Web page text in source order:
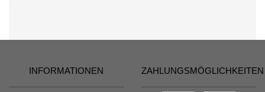
INFORMATIONEN ZAHLUNGSMÖGLICHKEITEN